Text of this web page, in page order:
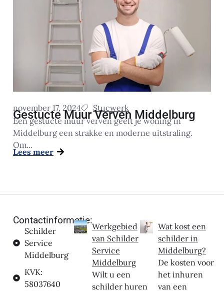
november 17, 2024 Stucwerk
Gestucte Muur Verven Middelburg
Een gestucte muur verven geeft je woning in
Middelburg een strakke en moderne uitstraling.
Om...
Lees meer
Contactinformatie:
Schilder
Service
Middelburg
KVK:
58037640
Werkgebied
van Schilder
Service
Middelburg
Wilt u een
schilder huren
Wat kost een
schilder in
Middelburg?
De kosten voor
het inhuren
van een